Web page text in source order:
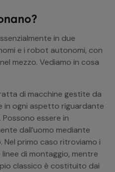
in due
e i robot autonomi, con
mezzo. Vediamo in cosa
di macchine gestite da
in ogni aspetto riguardante
essere in
dall’uomo mediante
primo caso ritroviamo i
di montaggio, mentre
classico è costituito dai